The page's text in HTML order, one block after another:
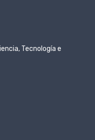
Tecnología e